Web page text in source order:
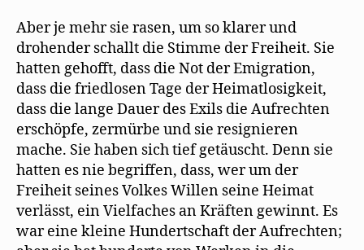
Aber je mehr sie rasen, um so klarer und
drohender schallt die Stimme der Freiheit. Sie
hatten gehofft, dass die Not der Emigration,
dass die friedlosen Tage der Heimatlosigkeit,
dass die lange Dauer des Exils die Aufrechten
erschöpfe, zermürbe und sie resignieren
mache. Sie haben sich tief getäuscht. Denn sie
hatten es nie begriffen, dass, wer um der
Freiheit seines Volkes Willen seine Heimat
verlässt, ein Vielfaches an Kräften gewinnt. Es
war eine kleine Hundertschaft der Aufrechten;